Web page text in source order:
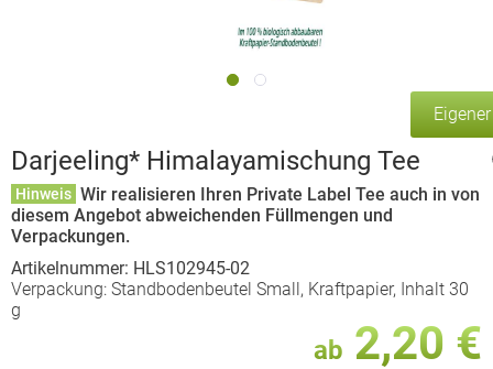
Darjeeling* Himalayamischung Tee
Hinweis Wir realisieren Ihren Private Label Tee auch in von
diesem Angebot abweichenden Füllmengen und
Verpackungen.
Artikelnummer: HLS102945-02
Verpackung: Standbodenbeutel Small, Kraftpapier, Inhalt 30
g
ab 2,20 €